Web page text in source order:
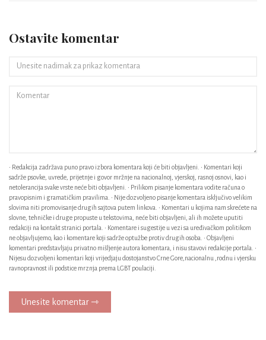
Ostavite komentar
• Redakcija zadržava puno pravo izbora komentara koji će biti objavljeni. • Komentari koji
sadrže psovke, uvrede, prijetnje i govor mržnje na nacionalnoj, vjerskoj, rasnoj osnovi, kao i
netolerancija svake vrste neće biti objavljeni. • Prilikom pisanje komentara vodite računa o
pravopisnim i gramatičkim pravilima. • Nije dozvoljeno pisanje komentara isključivo velikim
slovima niti promovisanje drugih sajtova putem linkova. • Komentari u kojima nam skrećete na
slovne, tehničke i druge propuste u tekstovima, neće biti objavljeni, ali ih možete uputiti
redakciji na kontakt stranici portala. • Komentare i sugestije u vezi sa uređivačkom politikom
ne objavljujemo, kao i komentare koji sadrže optužbe protiv drugih osoba. • Objavljeni
komentari predstavljaju privatno mišljenje autora komentara, i nisu stavovi redakcije portala. •
Nijesu dozvoljeni komentari koji vrijedjaju dostojanstvo Crne Gore,nacionalnu ,rodnu i vjersku
ravnopravnost ili podstice mrznja prema LGBT poulaciji.
Unesite komentar ⇾